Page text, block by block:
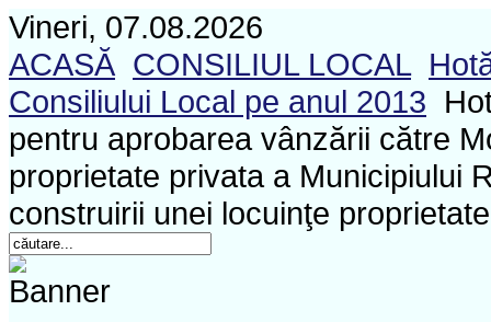
Vineri, 07.08.2026
ACASĂ CONSILIUL LOCAL
Consiliului Local pe anul 2013
pentru aprobarea vânzării către
proprietate privata a Municipiului
construirii unei locuinţe